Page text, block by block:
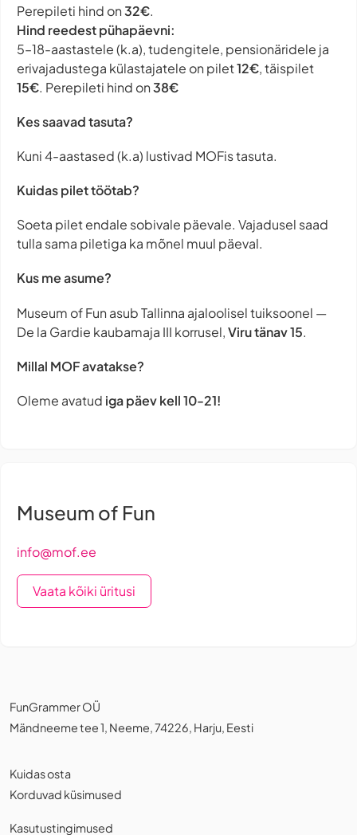
Perepileti hind on32€.
Hind reedest pühapäevni:
5–18-aastastele (k.a), tudengitele, pensionäridele ja
erivajadustega külastajatele on pilet12€, täispilet
15€. Perepileti hind on38€
Kes saavad tasuta?
Kuni 4-aastased (k.a) lustivad MOFis tasuta.
Kuidas pilet töötab?
Soeta pilet endale sobivale päevale. Vajadusel saad
tulla sama piletiga ka mõnel muul päeval.
Kus me asume?
Museum of Fun asub Tallinna ajaloolisel tuiksoonel —
De la Gardie kaubamaja III korrusel,Viru tänav 15.
Millal MOF avatakse?
Oleme avatud iga päevkell 10-21!
Museum of Fun
info@mof.ee
Vaata kõiki üritusi
FunGrammer OÜ
Mändneeme tee 1, Neeme, 74226, Harju, Eesti
Kuidas osta
Korduvad küsimused
Kasutustingimused